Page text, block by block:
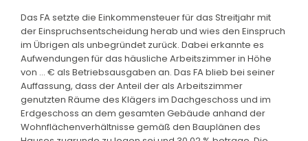
Das FA setzte die Einkommensteuer für das Streitjahr mit
der Einspruchsentscheidung herab und wies den Einspruch
im Übrigen als unbegründet zurück. Dabei erkannte es
Aufwendungen für das häusliche Arbeitszimmer in Höhe
von ... € als Betriebsausgaben an. Das FA blieb bei seiner
Auffassung, dass der Anteil der als Arbeitszimmer
genutzten Räume des Klägers im Dachgeschoss und im
Erdgeschoss an dem gesamten Gebäude anhand der
Wohnflächenverhältnisse gemäß den Bauplänen des